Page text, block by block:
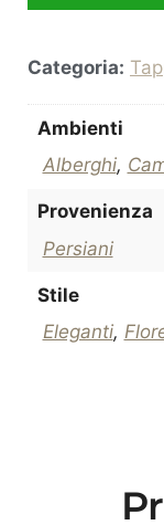
Categoria:
Ambienti
Alberghi,
Provenienza
Persiani
Stile
Eleganti,